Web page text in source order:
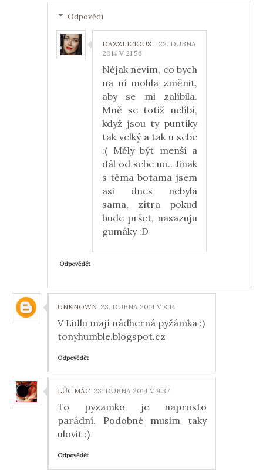
Odpovědi
DAZZLICIOUS
22. DUBNA
2014 V 21:56
Nějak nevím, co bych
na ní mohla změnit,
aby se mi zalíbila.
Mně se totiž nelíbí,
když jsou ty puntíky
tak velký a tak u sebe
:( Měly být menší a
dál od sebe no.. Jinak
s těma botama jsem
asi dnes nebyla
sama, zítra pokud
bude pršet, nasazuju
gumáky :D
Odpovědět
UNKNOWN 23. DUBNA 2014 V 8:14
V Lidlu mají nádherná pyžámka :)
tonyhumble.blogspot.cz
Odpovědět
LŮC MÁC 23. DUBNA 2014 V 9:37
To pyzamko je naprosto
parádní. Podobné musim taky
ulovit :)
Odpovědět